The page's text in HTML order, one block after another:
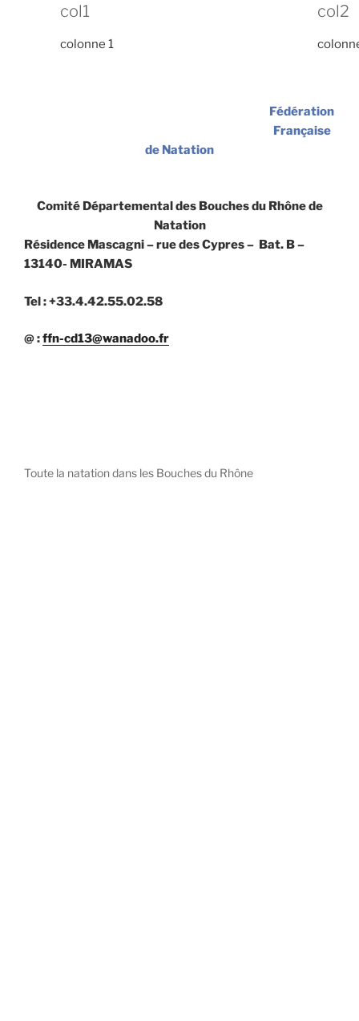
col1
colonne 1
col2
Fédération
Française
de Natation
Comité Départemental des Bouches du Rhône de
Natation
Résidence Mascagni – rue des Cypres – Bat. B –
13140- MIRAMAS
Tel : +33.4.42.55.02.58
@ :ffn-cd13@wanadoo.fr
Toute la natation dans les Bouches du Rhône